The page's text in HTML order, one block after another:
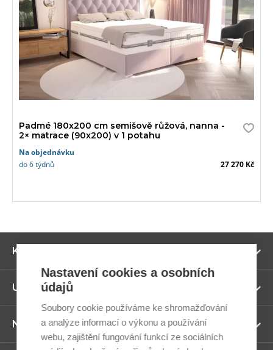
Padmé 180x200 cm semišově růžová, nanna -
2× matrace (90x200) v 1 potahu
Na objednávku
do 6 týdnů
27 270 Kč
Kategorie
Užitečné odkazy
Newsletter
Nastavení cookies a osobních
údajů
Soubory cookie používáme ke shromažďování
a analýze informací o výkonu a používání
webu, zajištění fungování funkcí ze sociálních